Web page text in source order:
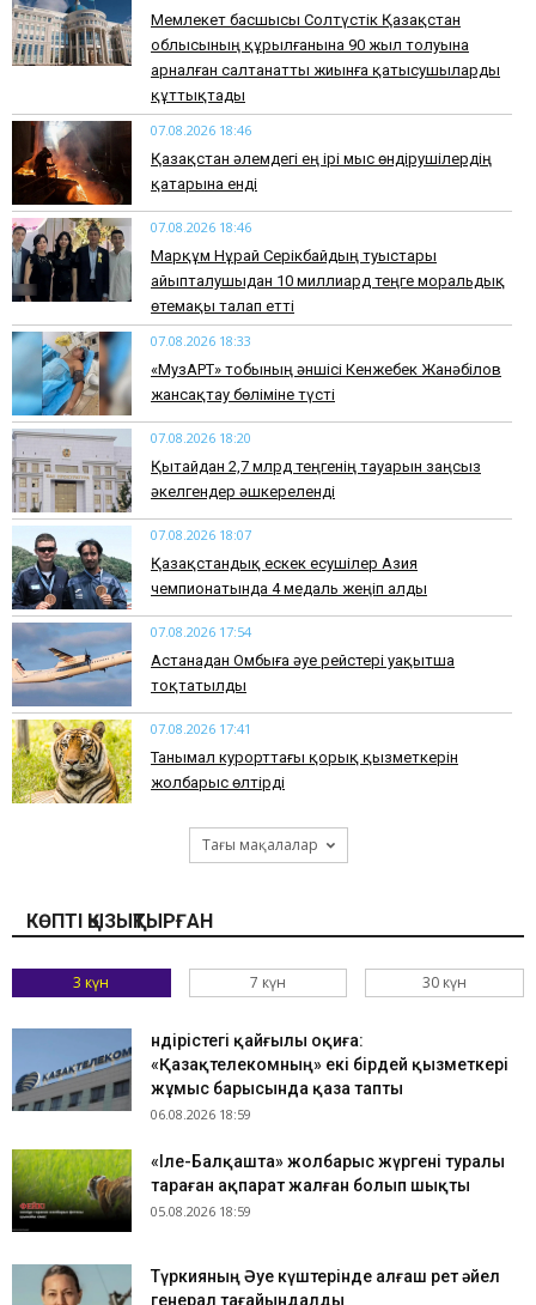
Мемлекет басшысы Солтүстік Қазақстан
облысының құрылғанына 90 жыл толуына
арналған салтанатты жиынға қатысушыларды
құттықтады
07.08.2026 18:46
Қазақстан әлемдегі ең ірі мыс өндірушілердің
қатарына енді
07.08.2026 18:46
Марқұм Нұрай Серікбайдың туыстары
айыпталушыдан 10 миллиард теңге моральдық
өтемақы талап етті
07.08.2026 18:33
«МузАРТ» тобының әншісі Кенжебек Жанәбілов
жансақтау бөліміне түсті
07.08.2026 18:20
Қытайдан 2,7 млрд теңгенің тауарын заңсыз
әкелгендер әшкереленді
07.08.2026 18:07
Қазақстандық ескек есушілер Азия
чемпионатында 4 медаль жеңіп алды
07.08.2026 17:54
Астанадан Омбыға әуе рейстері уақытша
тоқтатылды
07.08.2026 17:41
​Танымал курорттағы қорық қызметкерін
жолбарыс өлтірді
Тағы мақалалар
КӨПТІ ҚЫЗЫҚТЫРҒАН
3 күн 7 күн 30 күн
Өндірістегі қайғылы оқиға:
«Қазақтелекомның» екі бірдей қызметкері
жұмыс барысында қаза тапты
06.08.2026 18:59
«Іле-Балқашта» жолбарыс жүргені туралы
тараған ақпарат жалған болып шықты
05.08.2026 18:59
Түркияның Әуе күштерінде алғаш рет әйел
генерал тағайындалды